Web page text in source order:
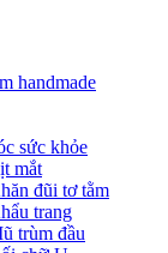
handmade
sức khỏe
mắt
đũi tơ tằm
trang
trùm đầu